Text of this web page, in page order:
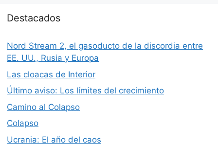
Destacados
Nord Stream 2, el gasoducto de la discordia entre
EE. UU., Rusia y Europa
Las cloacas de Interior
Último aviso: Los límites del crecimiento
Camino al Colapso
Colapso
Ucrania: El año del caos